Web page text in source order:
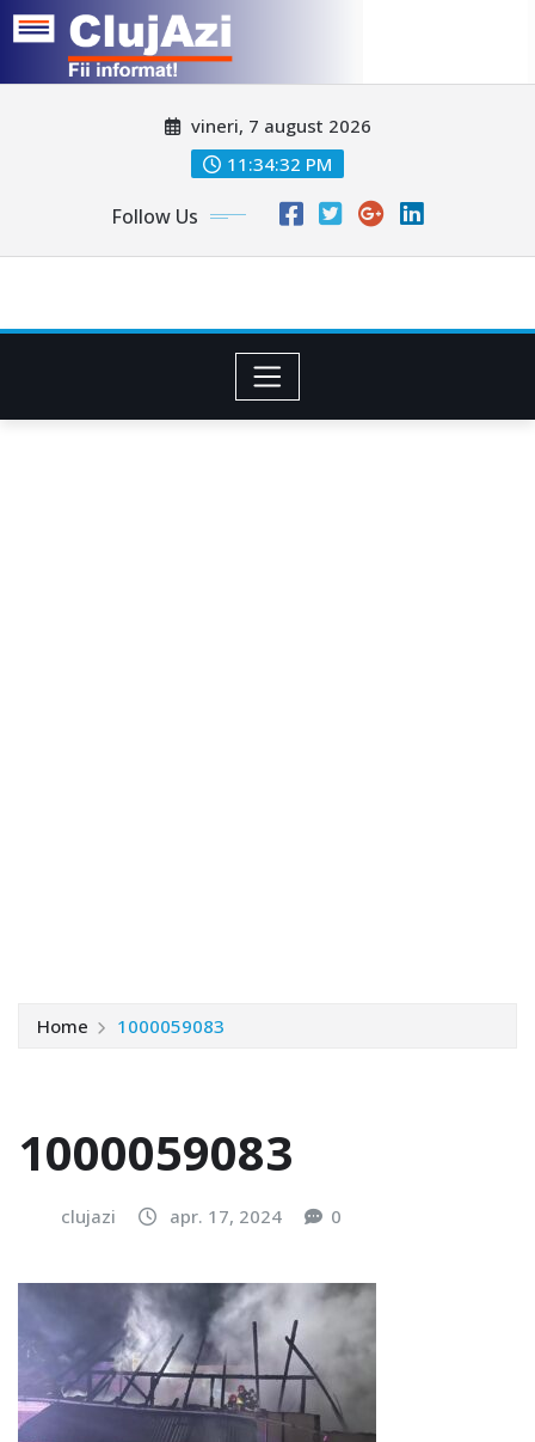
vineri, 7 august 2026
11:34:34 PM
Follow Us
Home 1000059083
1000059083
clujazi apr. 17, 2024 0